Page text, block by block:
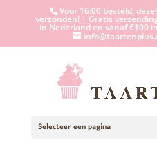
Voor 16:00 besteld,
verzonden! | Gratis
in Nederland en vanaf €100
Selecteer een pagina